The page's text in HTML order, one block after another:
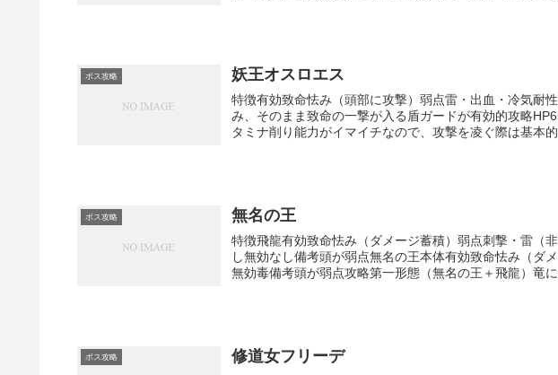
ボス攻略 妖王オスロエス
特徴有効致命怯み（頭部に攻撃）弱点雷・出血・冷気耐
み、そのまま致命の一撃が入る盾ガードが有効的攻略
タミナ削り能力がイマイチなので、攻撃を凌ぐ際は基本
ボス攻略 無名の王
特徴飛龍有効致命怯み（ダメージ蓄積）弱点刺撃・雷（
し無効なし備考頭が弱点無名の王本体有効致命怯み（ダ
無効毒備考頭が弱点攻略第一形態（無名の王＋飛龍）竜に
ボス攻略 修道女フリーデ